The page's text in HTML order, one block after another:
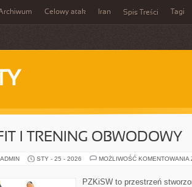
Celowy atak Iran Spis Treści Tagi
I TRENING OBWODOWY
STY - 25 - 2026 MOŻLIWOŚĆ KOMENTOWANIA
PZKiSW to przestrzeń